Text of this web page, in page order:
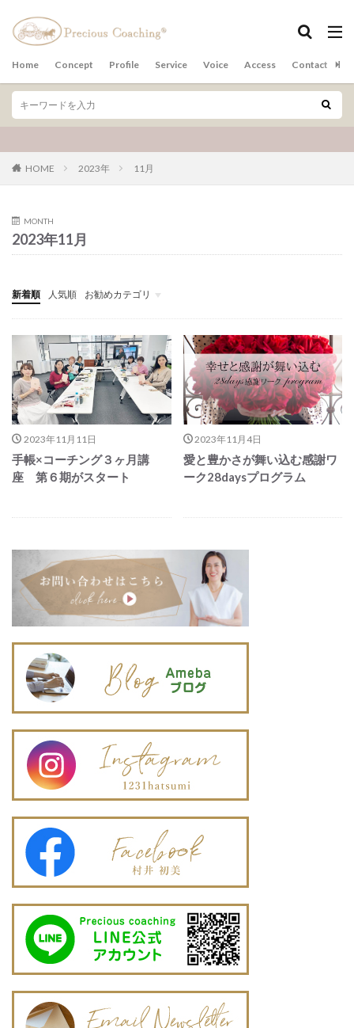
Home Concept Profile Service Voice Access Contact
HOME 2023年 11月
MONTH
2023年11月
新着順 人気順
お勧めカテゴリ
その他
2023年11月11日
手帳×コーチング３ヶ月講
座 第６期がスタート
2023年11月4日
愛と豊かさが舞い込む感謝ワ
ーク28daysプログラム